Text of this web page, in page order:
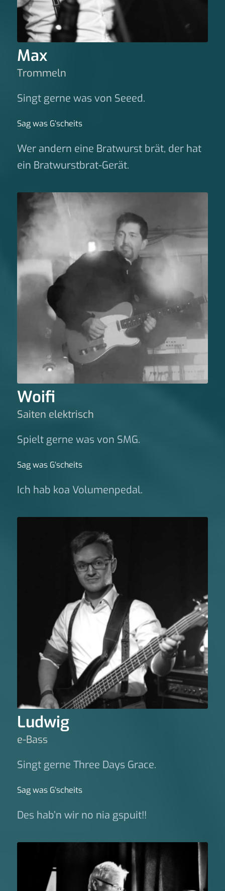
Max
Trommeln
Singt gerne was von Seeed.
Sag was G‘scheits
Wer andern eine Bratwurst brät, der hat
ein Bratwurstbrat-Gerät.
Woifi
Saiten elektrisch
Spielt gerne was von SMG.
Sag was G‘scheits
Ich hab koa Volumenpedal.
Ludwig
e-Bass
Singt gerne Three Days Grace.
Sag was G‘scheits
Des hab’n wir no nia gspuit!!